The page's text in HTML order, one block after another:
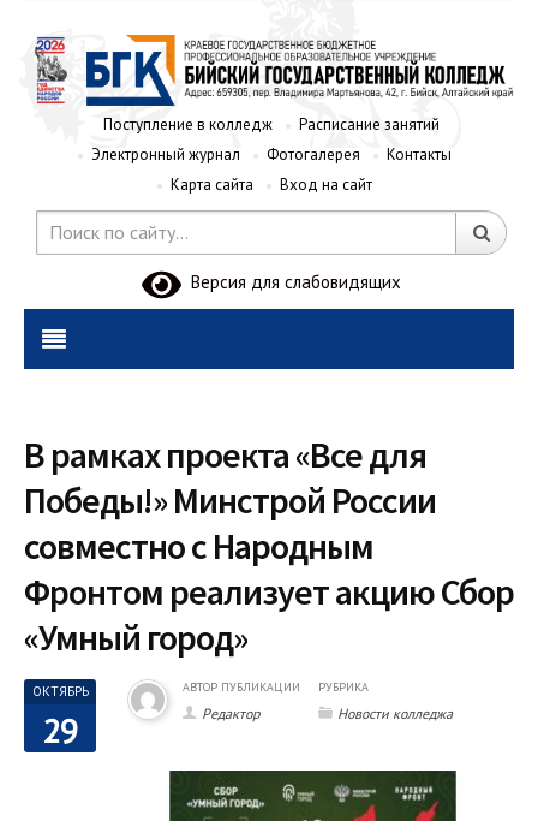
Поступление в колледж
Расписание занятий
Электронный журнал
Фотогалерея
Контакты
Карта сайта
Вход на сайт
Версия для слабовидящих
В рамках проекта «Все для
Победы!» Минстрой России
совместно с Народным
Фронтом реализует акцию Сбор
«Умный город»
ОКТЯБРЬ
29
АВТОР ПУБЛИКАЦИИ
Редактор
РУБРИКА
Новости колледжа